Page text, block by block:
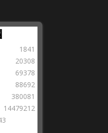
1841
20308
69378
88692
380081
14479212